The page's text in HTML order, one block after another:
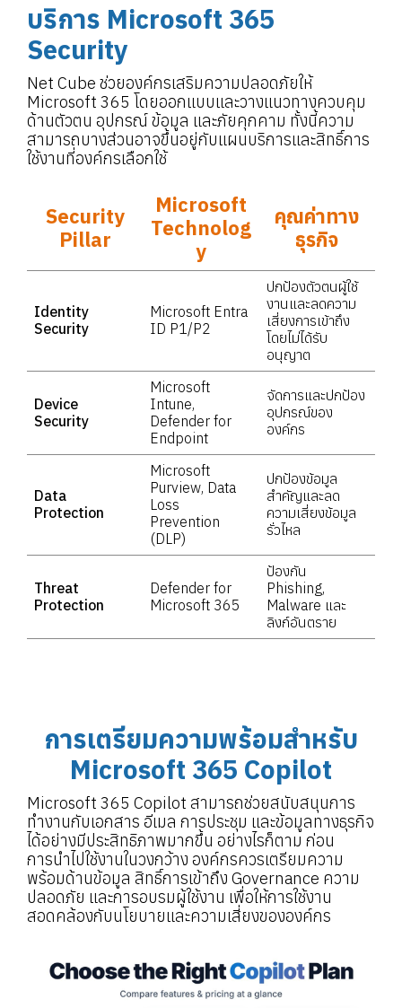
บริการ Microsoft 365
Security
Net Cube ช่วยองค์กรเสริมความปลอดภัยให้
Microsoft 365 โดยออกแบบและวางแนวทางควบคุม
ด้านตัวตน อุปกรณ์ ข้อมูล และภัยคุกคาม ทั้งนี้ความ
สามารถบางส่วนอาจขึ้นอยู่กับแผนบริการและสิทธิ์การ
ใช้งานที่องค์กรเลือกใช้
Security
Pillar
Microsoft
Technolog
y
คุณค่าทาง
ธุรกิจ
Identity
Security
Microsoft Entra
ID P1/P2
ปกป้องตัวตนผู้ใช้
งานและลดความ
เสี่ยงการเข้าถึง
โดยไม่ได้รับ
อนุญาต
Device
Security
Microsoft
Intune,
Defender for
Endpoint
จัดการและปกป้อง
อุปกรณ์ของ
องค์กร
Data
Protection
Microsoft
Purview, Data
Loss
Prevention
(DLP)
ปกป้องข้อมูล
สำคัญและลด
ความเสี่ยงข้อมูล
รั่วไหล
Threat
Protection
Defender for
Microsoft 365
ป้องกัน
Phishing,
Malware และ
ลิงก์อันตราย
การเตรียมความพร้อมสำหรับ
Microsoft 365 Copilot
Microsoft 365 Copilot สามารถช่วยสนับสนุนการ
ทำงานกับเอกสาร อีเมล การประชุม และข้อมูลทางธุรกิจ
ได้อย่างมีประสิทธิภาพมากขึ้น อย่างไรก็ตาม ก่อน
การนำไปใช้งานในวงกว้าง องค์กรควรเตรียมความ
พร้อมด้านข้อมูล สิทธิ์การเข้าถึง Governance ความ
ปลอดภัย และการอบรมผู้ใช้งาน เพื่อให้การใช้งาน
สอดคล้องกับนโยบายและความเสี่ยงขององค์กร